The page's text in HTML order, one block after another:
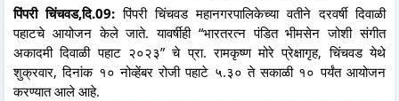
पिंपरी चिंचवड,दि.09:पिंपरी चिंचवड महानगरपालिकेच्या वतीने दरवर्षी दिवाळी
पहाटचे आयोजन केले जाते. यावर्षीही “भारतरत्न पंडित भीमसेन जोशी संगीत
अकादमी दिवाळी पहाट २०२३” चे प्रा. रामकृष्ण मोरे प्रेक्षागृह, चिंचवड येथे
शुक्रवार, दिनांक १० नोव्हेंबर रोजी पहाटे ५.३० ते सकाळी १० पर्यंत आयोजन
करण्यात आले आहे.